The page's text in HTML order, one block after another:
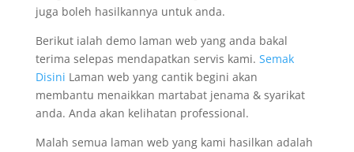
juga boleh hasilkannya untuk anda.
Berikut ialah demo laman web yang anda bakal
terima selepas mendapatkan servis kami. Semak
Disini Laman web yang cantik begini akan
membantu menaikkan martabat jenama & syarikat
anda. Anda akan kelihatan professional.
Malah semua laman web yang kami hasilkan adalah